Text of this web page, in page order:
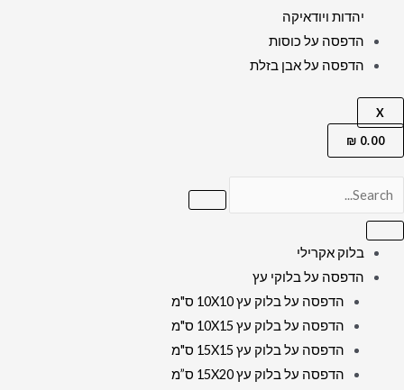
יהדות ויודאיקה
הדפסה על כוסות
הדפסה על אבן בזלת
X
0.00
₪
בלוק אקרילי
הדפסה על בלוקי עץ
הדפסה על בלוק עץ 10X10 ס"מ
הדפסה על בלוק עץ 10X15 ס"מ
הדפסה על בלוק עץ 15X15 ס"מ
הדפסה על בלוק עץ 15X20 ס”מ